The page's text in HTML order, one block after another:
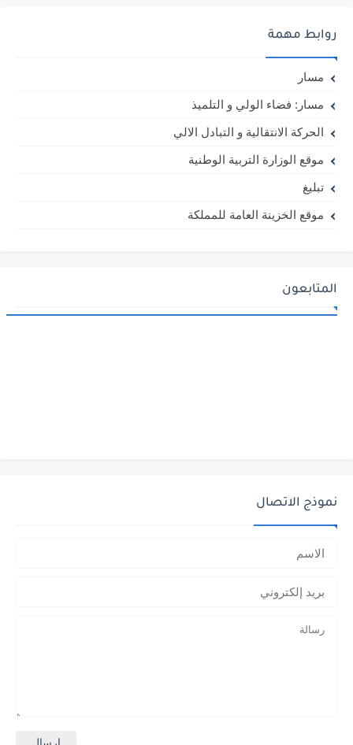
روابط مهمة
مسار
مسار: فضاء الولي و التلميذ
الحركة الانتقالية و التبادل الالي
موقع الوزارة التربية الوطنية
تبليغ
موقع الخزينة العامة للمملكة
المتابعون
نموذج الاتصال